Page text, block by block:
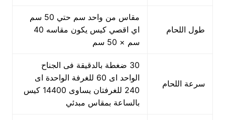
طول اللحام
مقاس من واحد سم حتي 50 سم
اي اقصي كيس يكون مقاسه 40
سم × 50 سم
سرعة اللحام
30 ضغطة بالدقيقة فى الجناح
الواحد اى 60 للغرفة الواحدة اى
240 للغرفتان يساوى 14400 كيس
بالساعة بمقاس مبدئي